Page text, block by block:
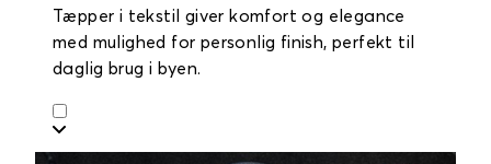
Tæpper i tekstil giver komfort og elegance
med mulighed for personlig finish, perfekt til
daglig brug i byen.